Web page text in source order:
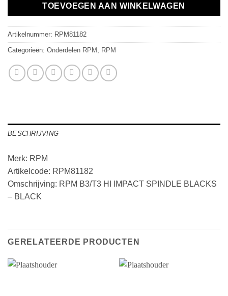
TOEVOEGEN AAN WINKELWAGEN
Artikelnummer: RPM81182
Categorieën: Onderdelen RPM , RPM
BESCHRIJVING
Merk: RPM
Artikelcode: RPM81182
Omschrijving: RPM B3/T3 HI IMPACT SPINDLE BLACKS
– BLACK
GERELATEERDE PRODUCTEN